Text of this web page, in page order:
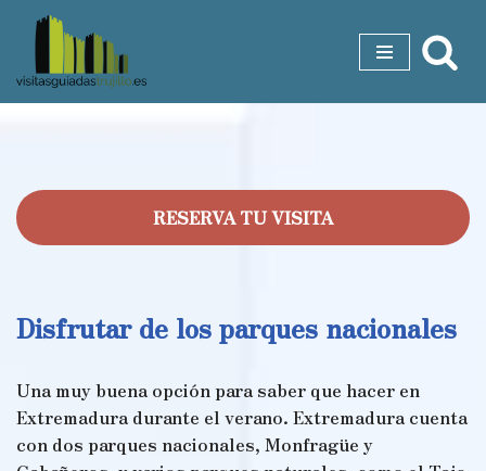
Saltar
al
RESERVA TU VISITA
Disfrutar de los parques nacionales
Una muy buena opción para saber que hacer en
Extremadura durante el verano. Extremadura cuenta
con dos parques nacionales, Monfragüe y